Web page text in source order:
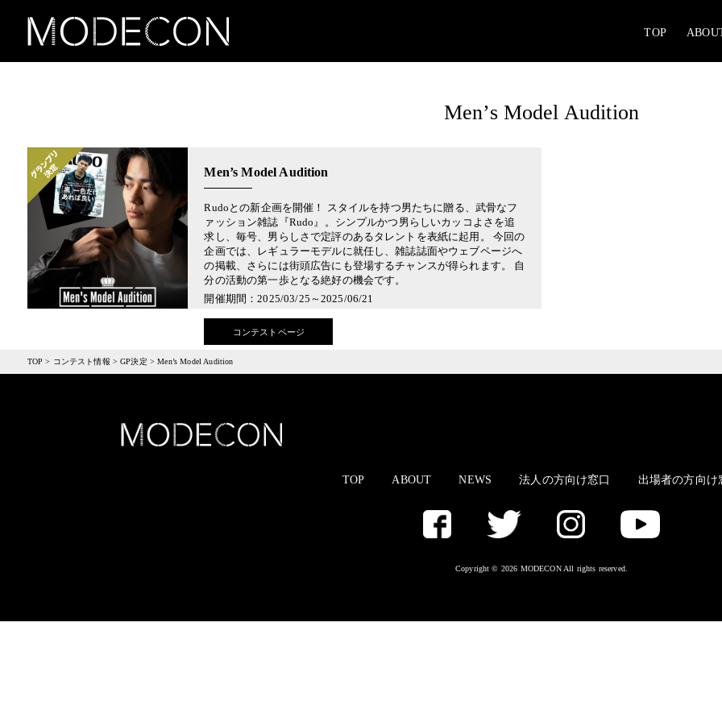
TOP
Men’s Model Audition
Men’s Model Audition
Rudoとの新企画を開催！ スタイルを持つ男たちに贈る、武骨なフ
ァッション雑誌『Rudo』。シンプルかつ男らしいカッコよさを追
求し、毎号、男らしさで定評のあるタレントを表紙に起用。 今回の
企画では、レギュラーモデルに就任し、雑誌誌面やウェブページへ
の掲載、さらには街頭広告にも登場するチャンスが得られます。 自
分の活動の第一歩となる絶好の機会です。
開催期間：2025/03/25～2025/06/21
コンテストページ
TOP > コンテスト情報 >GP決定 >Men’s Model Audition
TOP ABOUT NEWS 法人の方向け窓口 出場者の方向け
Copyright © 2026 MODECON All rights reserved.